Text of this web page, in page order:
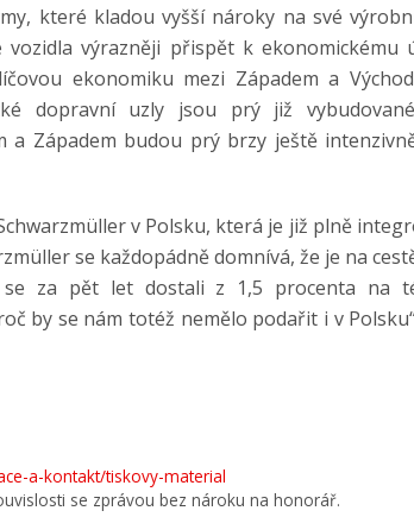
které kladou vyšší nároky na své
výrazněji přispět k ekonomickému
ekonomiku mezi Západem a
dopravní uzly jsou prý již
a Západem budou prý brzy ještě
v Polsku, která je již plně
se každopádně domnívá, že je na
za pět let dostali z 1,5 procenta na
by se nám totéž nemělo podařit i v
a-kontakt/tiskovy-material
se zprávou bez nároku na honorář.